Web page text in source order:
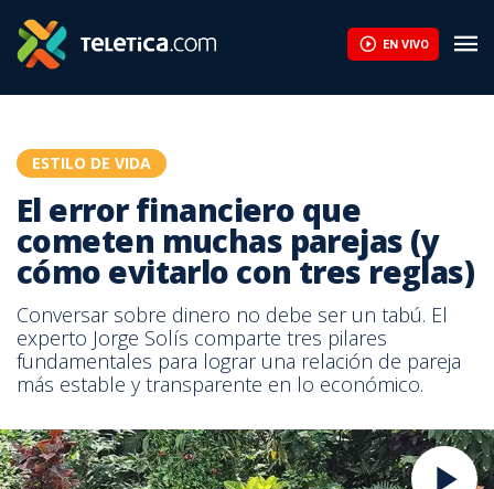
EN VIVO
ESTILO DE VIDA
El error financiero que
cometen muchas parejas (y
cómo evitarlo con tres reglas)
Conversar sobre dinero no debe ser un tabú. El
experto Jorge Solís comparte tres pilares
fundamentales para lograr una relación de pareja
más estable y transparente en lo económico.